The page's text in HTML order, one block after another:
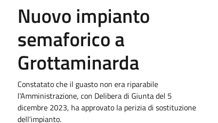
Nuovo impianto
semaforico a
Grottaminarda
Constatato che il guasto non era riparabile
l'Amministrazione, con Delibera di Giunta del 5
dicembre 2023, ha approvato la perizia di sostituzione
dell'impianto.